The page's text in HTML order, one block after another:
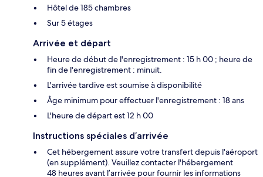
Hôtel de 185 chambres
Sur 5 étages
Arrivée et départ
Heure de début de l'enregistrement : 15 h 00 ; heure de
fin de l'enregistrement : minuit.
L'arrivée tardive est soumise à disponibilité
Âge minimum pour effectuer l'enregistrement : 18 ans
L'heure de départ est 12 h 00
Instructions spéciales d’arrivée
Cet hébergement assure votre transfert depuis l'aéroport
(en supplément). Veuillez contacter l'hébergement
48 heures avant l’arrivée pour fournir les informations